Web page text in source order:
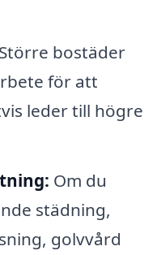
Större bostäder
för att
leder till högre
Om du
städning,
golvvård